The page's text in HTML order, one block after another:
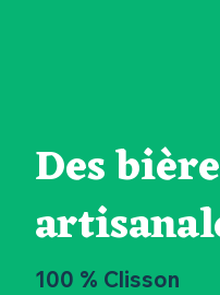
Des
100 % Clisson